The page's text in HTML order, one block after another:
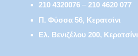
210 4320076– 210 4620 077
Π. Φύσσα 56, Κερατσίνι
Ελ. Βενιζέλου 200, Κερατσίνι